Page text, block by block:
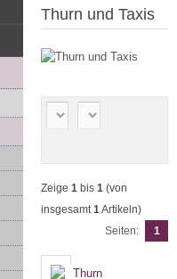
Thurn und Taxis
Zeige 1 bis 1 (von
insgesamt1Artikeln)
Seiten:
1